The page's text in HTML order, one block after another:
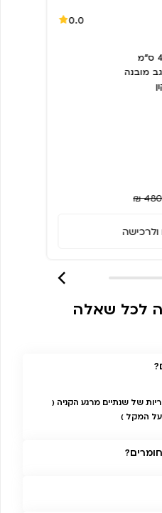
0.0
מובנה
₪
לכל שאלה
של שנתיים מרגע הקניה (
על המקל )